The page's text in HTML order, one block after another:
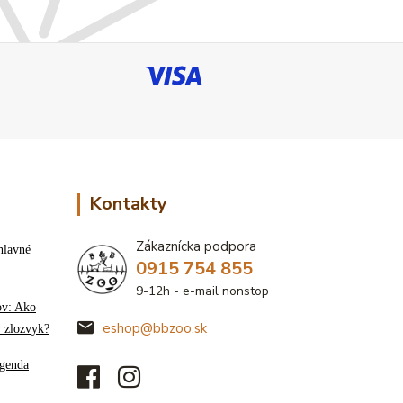
Ako
zlozvyk?
Kontakty
Zákaznícka podpora
0915 754 855
9-12h - e-mail nonstop
eshop@bbzoo.sk